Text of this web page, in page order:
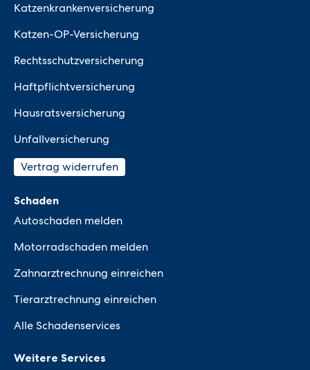
Katzenkrankenversicherung
Katzen-OP-Versicherung
Rechtsschutzversicherung
Haftpflichtversicherung
Hausratsversicherung
Unfallversicherung
Vertrag widerrufen
Schaden
Autoschaden melden
Motorradschaden melden
Zahnarztrechnung einreichen
Tierarztrechnung einreichen
Alle Schadenservices
Weitere Services